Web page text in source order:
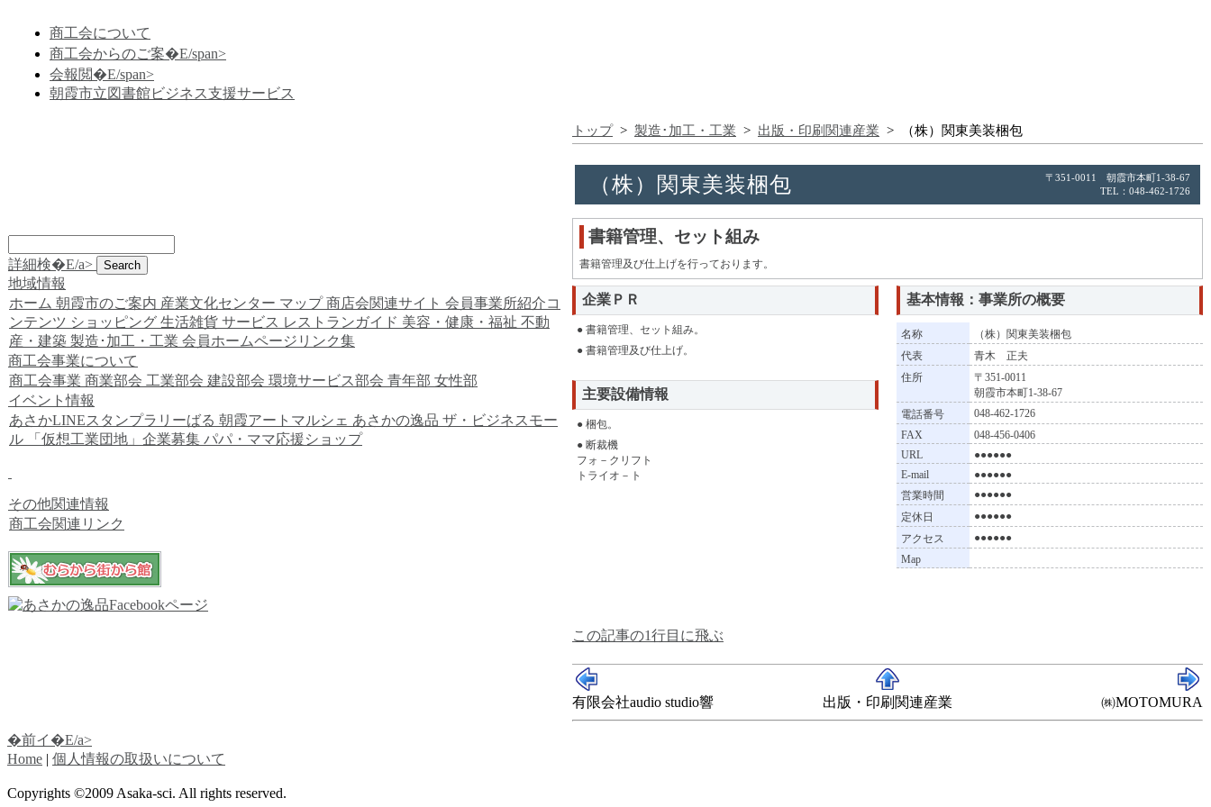
商工会について
商工会からのご案�E/span>
会報閲�E/span>
朝霞市立図書館ビジネス支援サービス
詳細検�E/a>
地域情報
ホーム 朝霞市のご案内 産業文化センター マップ 商店会関連サイト 会員事業所紹介コ
ンテンツ ショッピング 生活雑貨 サービス レストランガイド 美容・健康・福祉 不動
産・建築 製造･加工・工業 会員ホームページリンク集
商工会事業について
商工会事業 商業部会 工業部会 建設部会 環境サービス部会 青年部 女性部
イベント情報
あさかLINEスタンプラリーばる 朝霞アートマルシェ あさかの逸品 ザ・ビジネスモー
ル
「仮想工業団地」企業募集 パパ・ママ応援ショップ
その他関連情報
商工会関連リンク
トップ> 製造･加工・工業 > 出版・印刷関連産業 > （株）関東美装梱包
（株）関東美装梱包
〒351-0011 朝霞市本町1-38-67
TEL：048-462-1726
書籍管理、セット組み
書籍管理及び仕上げを行っております。
企業ＰＲ
● 書籍管理、セット組み。
● 書籍管理及び仕上げ。
主要設備情報
● 梱包。
● 断裁機
フォ－クリフト
トライオ－ト
基本情報：事業所の概要
名称
（株）関東美装梱包
代表
青木 正夫
住所
〒351-0011
朝霞市本町1-38-67
電話番号
048-462-1726
FAX
048-456-0406
URL
●●●●●●
E-mail
●●●●●●
営業時間
●●●●●●
定休日
●●●●●●
アクセス
●●●●●●
Map
この記事の1行目に飛ぶ
有限会社audio studio響 出版・印刷関連産業 ㈱MOTOMURA
�前イ�E/a>
Home | 個人情報の取扱いについて
Copyrights ©2009 Asaka-sci. All rights reserved.